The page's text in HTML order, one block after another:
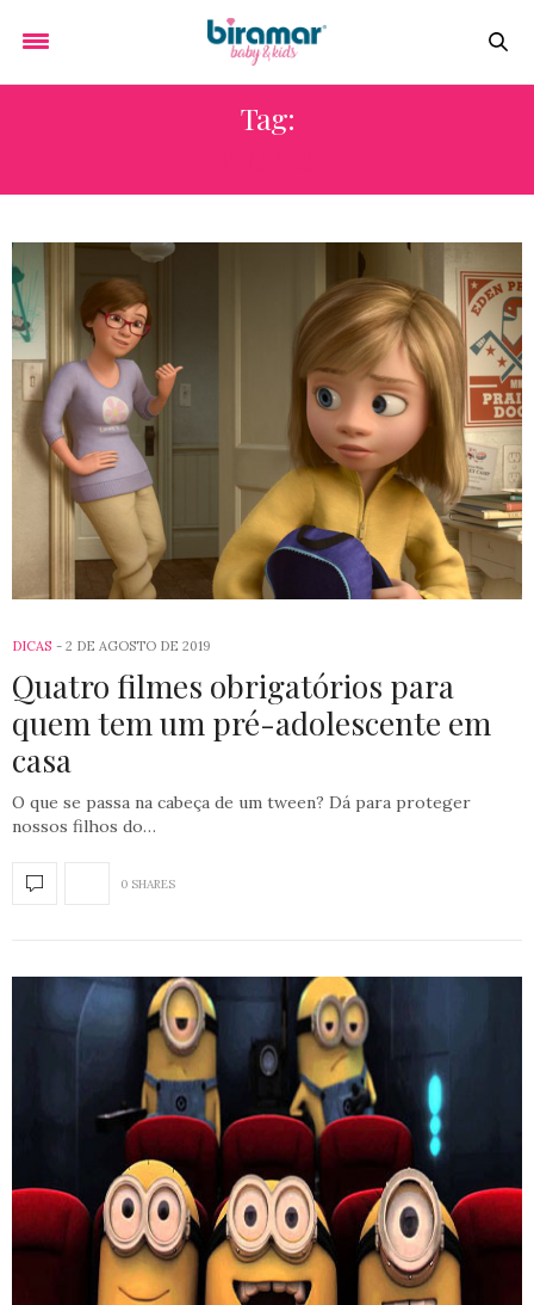
Tag:
DICAS 2 DE AGOSTO DE 2019
Quatro filmes obrigatórios para
quem tem um pré-adolescente em
casa
O que se passa na cabeça de um tween? Dá para proteger
nossos filhos do…
0 SHARES